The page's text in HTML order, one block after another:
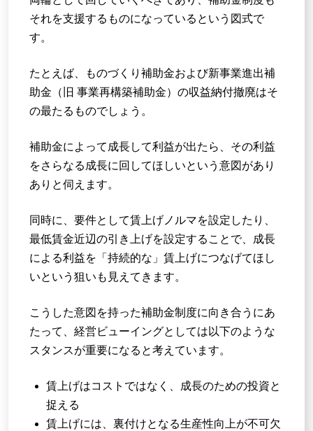
それを支援するものになっているという図式で
す。
たとえば、ものづくり補助金および新事業進出補
助金（旧 事業再構築補助金）の収益納付撤廃はそ
の最たるものでしょう。
補助金によって成長して利益が出たら、その利益
をさらなる成長に回してほしいという意図があり
ありと伺えます。
同時に、要件として賃上げノルマを設定したり、
最低賃金近辺の引き上げを設定することで、成長
による利益を「持続的な」賃上げにつなげてほし
いという狙いも見えてきます。
こうした意図を持った補助金制度に向き合うにあ
たって、経営ビューイングとしては以下のような
スタンスが重要になると考えています。
賃上げはコストではなく、成長のための投資と
捉える
賃上げには、裏付けとなる生産性向上が不可欠